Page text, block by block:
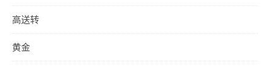
高送转
黄金